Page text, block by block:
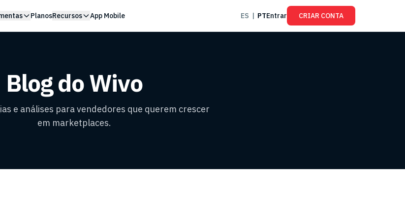
PlanosRecursos App Mobile ES | PTEntrar CRIAR CONTA
Blog do Wivo
e análises para vendedores que querem crescer
em marketplaces.